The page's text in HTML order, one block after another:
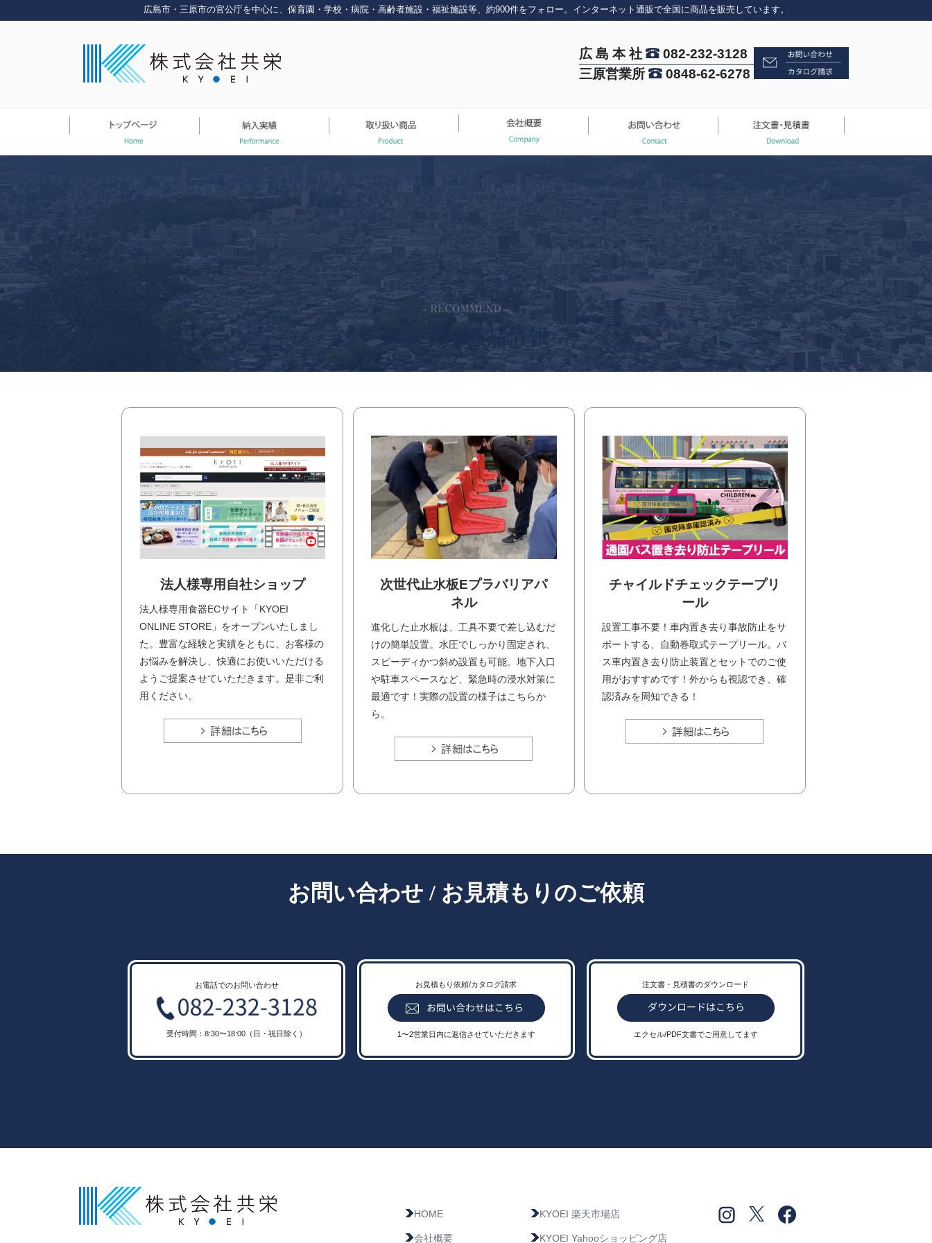
ン
プ
広島市・三原市の官公庁を中心に、保育園・学校・病院・高齢者施設・福祉施設等、約900件をフォロー。インターネット通販で全国に商品を販売しています。
広 島 本 社
082-232-3128
三原営業所
0848-62-6278
法人様専用自社ショップ
法人様専用食器ECサイト「KYOEI
ONLINE STORE」をオープンいたしまし
た。豊富な経験と実績をともに、お客様の
お悩みを解決し、快適にお使いいただける
ようご提案させていただきます。是非ご利
用ください。
次世代止水板Eプラバリアパ
ネル
進化した止水板は、工具不要で差し込むだ
けの簡単設置。水圧でしっかり固定され、
スピーディかつ斜め設置も可能。地下入口
や駐車スペースなど、緊急時の浸水対策に
最適です！実際の設置の様子はこちらか
ら。
チャイルドチェックテープリ
ール
設置工事不要！車内置き去り事故防止をサ
ポートする、自動巻取式テープリール。バ
ス車内置き去り防止装置とセットでのご使
用がおすすめです！外からも視認でき、確
認済みを周知できる！
- Contact -
お問い合わせ / お見積もりのご依頼
お電話でのお問い合わせ
受付時間：8:30〜18:00（日・祝日除く）
お見積もり依頼/カタログ請求
1〜2営業日内に返信させていただきます
注文書・見積書のダウンロード
エクセル/PDF文書でご用意してます
HOME
会社概要
KYOEI 楽天市場店
KYOEI Yahooショッピング店